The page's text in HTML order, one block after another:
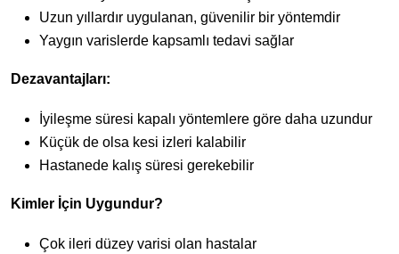
Uzun yıllardır uygulanan, güvenilir bir yöntemdir
Yaygın varislerde kapsamlı tedavi sağlar
Dezavantajları:
İyileşme süresi kapalı yöntemlere göre daha uzundur
Küçük de olsa kesi izleri kalabilir
Hastanede kalış süresi gerekebilir
Kimler İçin Uygundur?
Çok ileri düzey varisi olan hastalar